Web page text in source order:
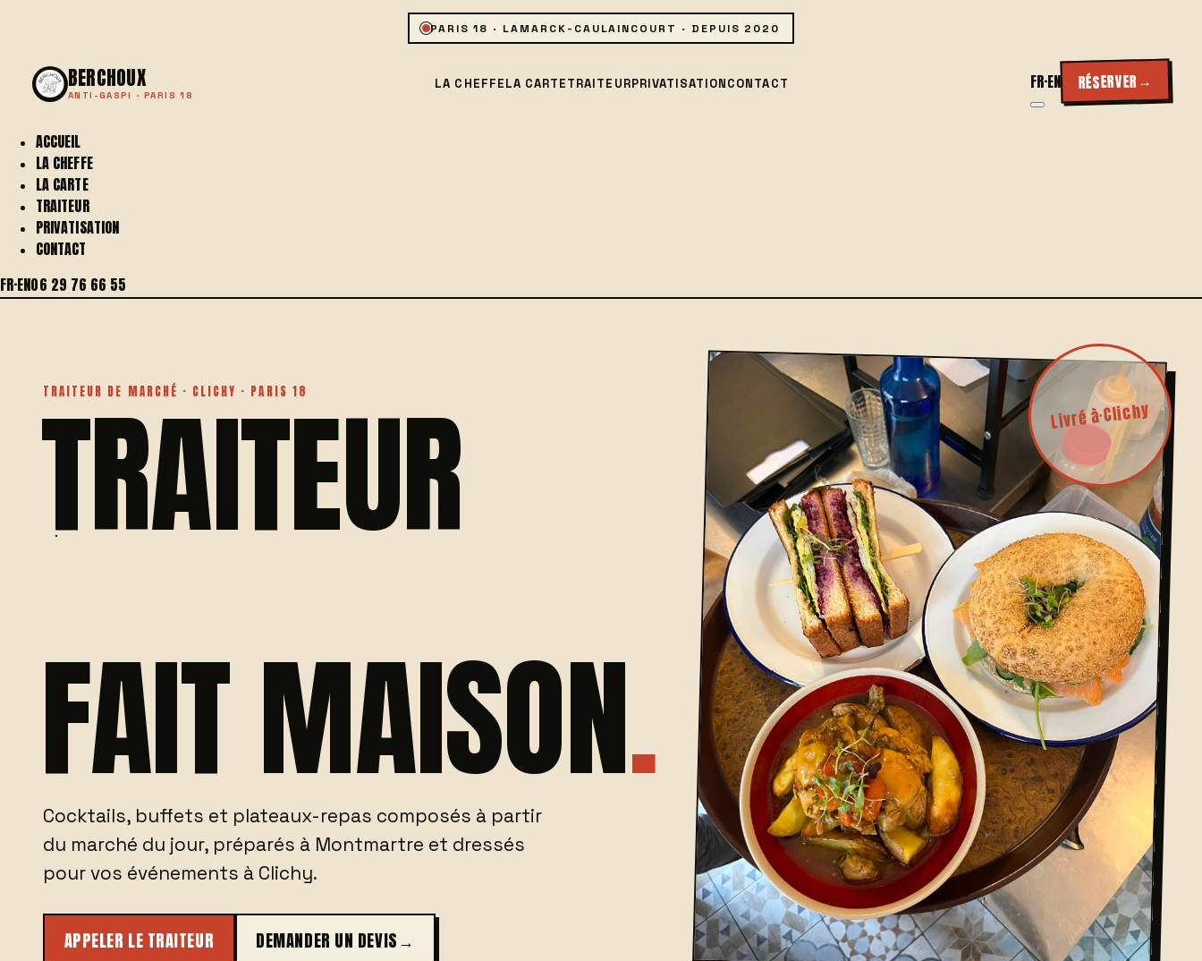
PARIS 18 · LAMARCK-CAULAINCOURT · DEPUIS 2020
BERCHOUX
ANTI-GASPI · PARIS 18
LA CHEFFELA CARTETRAITEURPRIVATISATIONCONTACT FR·EN RÉSERVER →
ACCUEIL
LA CHEFFE
LA CARTE
TRAITEUR
PRIVATISATION
CONTACT
FR·EN06 29 76 66 55
TRAITEUR DE MARCHÉ · CLICHY · PARIS 18
TRAITEUR
CLICHY
FAIT MAISON.
Cocktails, buffets et plateaux-repas composés à partir
du marché du jour, préparés à Montmartre et dressés
pour vos événements à Clichy.
APPELER LE TRAITEUR DEMANDER UN DEVIS→
Livré à Clichy